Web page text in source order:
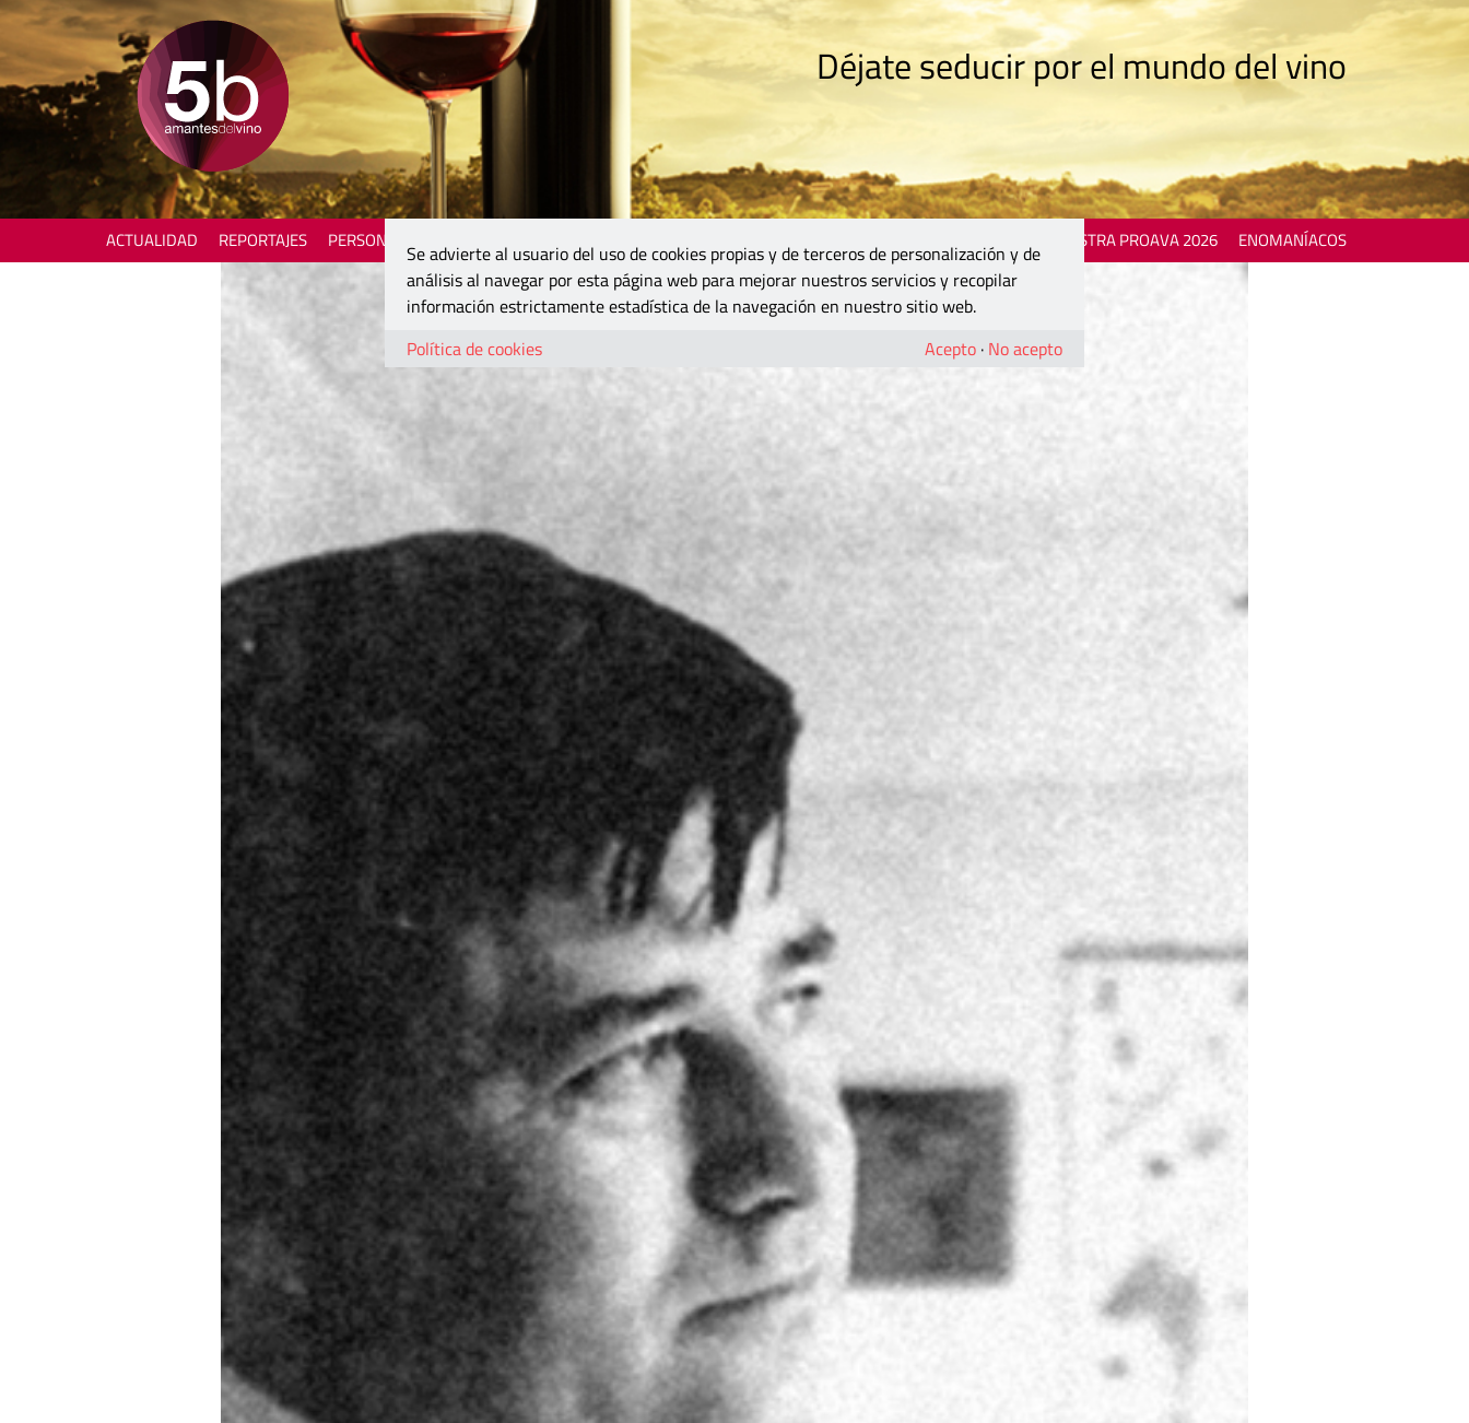
Déjate seducir por el mundo del vino
ACTUALIDAD REPORTAJES PERSONAJES MOSTRA PROAVA 2026 ENOMANÍACOS
Se advierte al usuario del uso de cookies propias y de terceros de personalización y de
análisis al navegar por esta página web para mejorar nuestros servicios y recopilar
información estrictamente estadística de la navegación en nuestro sitio web.
Política de cookies
Acepto · No acepto